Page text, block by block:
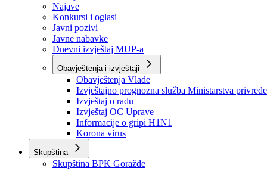
Aktuelno
Sve vijesti
Izdvojeno
Najave
Konkursi i oglasi
Javni pozivi
Javne nabavke
Dnevni izvještaj MUP-a
Obavještenja i izvještaji
Obavještenja Vlade
Izvještajno prognozna služba Ministarstva privrede
Izvještaj o radu
Izvještaj OC Uprave
Informacije o gripi H1N1
Korona virus